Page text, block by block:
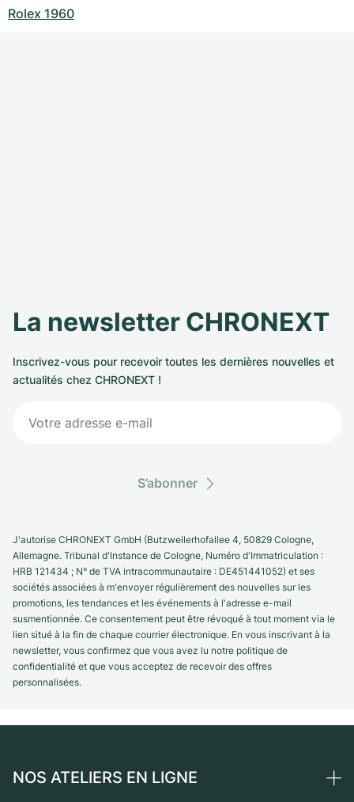
Rolex 1960
La newsletter CHRONEXT
Inscrivez-vous pour recevoir toutes les dernières nouvelles et
actualités chez CHRONEXT !
S’abonner
J'autorise CHRONEXT GmbH (Butzweilerhofallee 4, 50829 Cologne,
Allemagne. Tribunal d'Instance de Cologne, Numéro d'Immatriculation :
HRB 121434 ; N° de TVA intracommunautaire : DE451441052) et ses
sociétés associées à m'envoyer régulièrement des nouvelles sur les
promotions, les tendances et les événements à l'adresse e-mail
susmentionnée. Ce consentement peut être révoqué à tout moment via le
lien situé à la fin de chaque courrier électronique. En vous inscrivant à la
newsletter, vous confirmez que vous avez lu notre politique de
confidentialité et que vous acceptez de recevoir des offres
personnalisées.
NOS ATELIERS EN LIGNE